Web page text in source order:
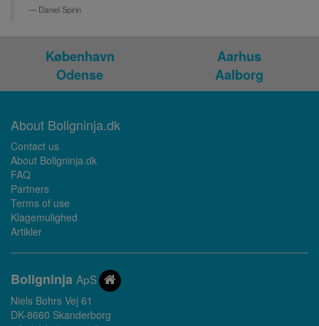
Daniel Spirin
København
Aarhus
Odense
Aalborg
About Boligninja.dk
Contact us
About Boligninja.dk
FAQ
Partners
Terms of use
Klagemulighed
Artikler
Boligninja ApS
Niels Bohrs Vej 61
DK-8660 Skanderborg